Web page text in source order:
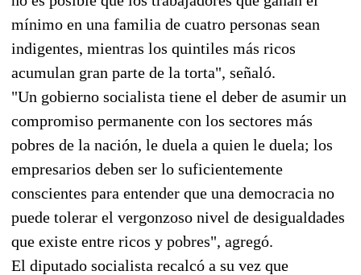
mínimo en una familia de cuatro personas sean
indigentes, mientras los quintiles más ricos
acumulan gran parte de la torta", señaló.
"Un gobierno socialista tiene el deber de asumir un
compromiso permanente con los sectores más
pobres de la nación, le duela a quien le duela; los
empresarios deben ser lo suficientemente
conscientes para entender que una democracia no
puede tolerar el vergonzoso nivel de desigualdades
que existe entre ricos y pobres", agregó.
El diputado socialista recalcó a su vez que